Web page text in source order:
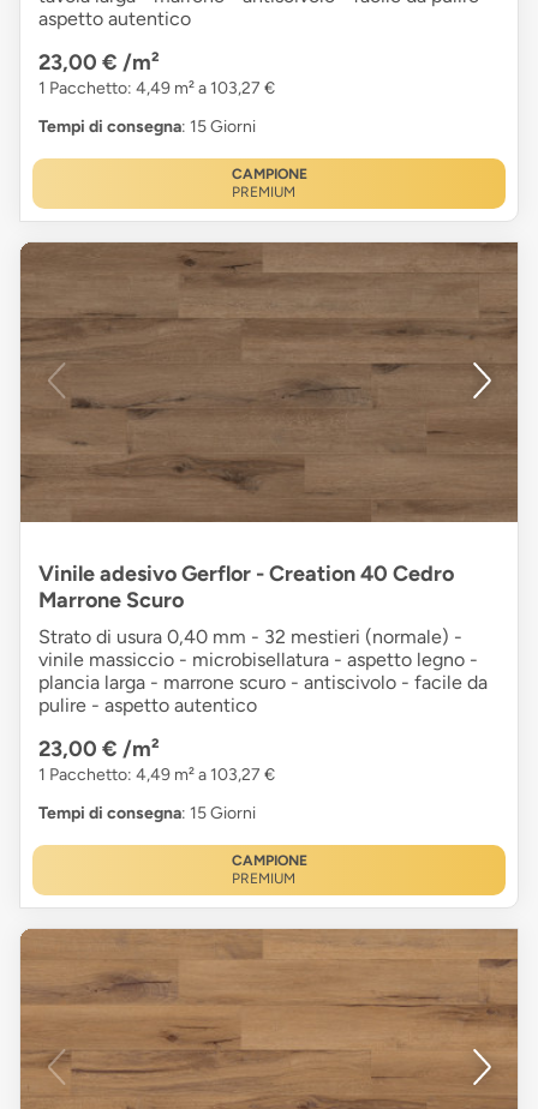
aspetto autentico
23,00 € /m²
1 Pacchetto: 4,49 m² a 103,27 €
Tempi di consegna: 15 Giorni
CAMPIONE
PREMIUM
Vinile adesivo Gerflor - Creation 40 Cedro
Marrone Scuro
Strato di usura 0,40 mm - 32 mestieri (normale) -
vinile massiccio - microbisellatura - aspetto legno -
plancia larga - marrone scuro - antiscivolo - facile da
pulire - aspetto autentico
23,00 € /m²
1 Pacchetto: 4,49 m² a 103,27 €
Tempi di consegna: 15 Giorni
CAMPIONE
PREMIUM